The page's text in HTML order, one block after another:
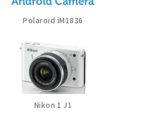
Polaroid iM1836
Nikon 1 J1